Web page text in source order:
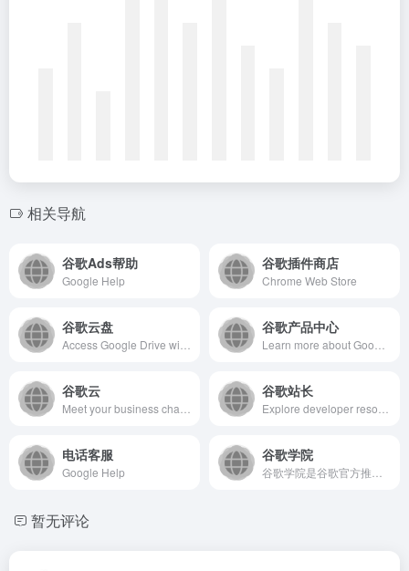
相关导航
谷歌Ads帮助
Google Help
谷歌插件商店
Chrome Web Store
谷歌云盘 谷歌产品中心
谷歌云 谷歌站长
电话客服
Google Help
谷歌学院
暂无评论